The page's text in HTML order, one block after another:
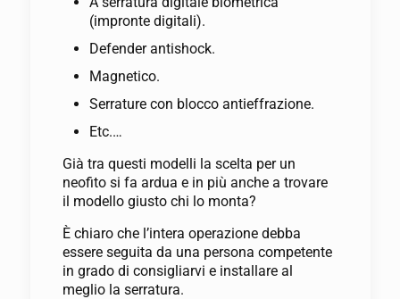
(impronte digitali).
Defender antishock.
Magnetico.
Serrature con blocco antieffrazione.
Etc.…
Già tra questi modelli la scelta per un
neofito si fa ardua e in più anche a trovare
il modello giusto chi lo monta?
È chiaro che l’intera operazione debba
essere seguita da una persona competente
in grado di consigliarvi e installare al
meglio la serratura.